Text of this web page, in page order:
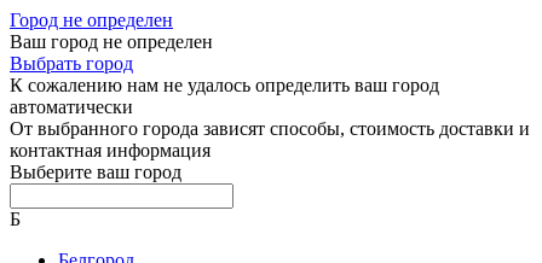
Город не определен
Ваш город не определен
Выбрать город
К сожалению нам не удалось определить ваш город
автоматически
От выбранного города зависят способы, стоимость доставки и
контактная информация
Выберите ваш город
Б